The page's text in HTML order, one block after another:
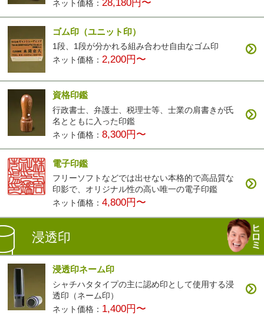
ネット価格： 28,180円〜
ゴム印（ユニット印）
1段、1段が分かれる組み合わせ自由なゴム印
ネット価格： 2,200円〜
資格印鑑
行政書士、弁護士、税理士等、士業の肩書きが氏
名とともに入った印鑑
ネット価格：8,300円〜
電子印鑑
フリーソフトなどでは出せない本格的で高品質な
印影で、オリジナル性の高い唯一の電子印鑑
ネット価格：4,800円〜
浸透印
浸透印ネーム印
シャチハタタイプの主に認め印として使用する浸
透印（ネーム印）
ネット価格： 1,400円〜